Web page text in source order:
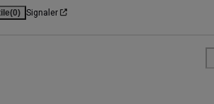
(0) Signaler